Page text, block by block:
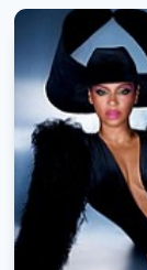
THE